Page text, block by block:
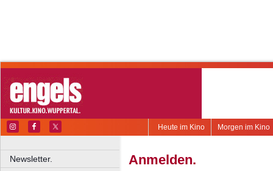
Morgen im Kino
Heute im Kino
Newsletter.
Anmelden.